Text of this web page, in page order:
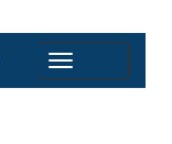
navigation